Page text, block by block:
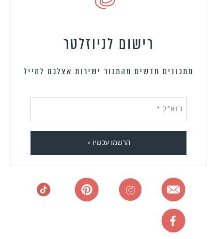
רישום לניוזלטר
מתכונים חדשים מהתנור ישירות אצלכם למייל